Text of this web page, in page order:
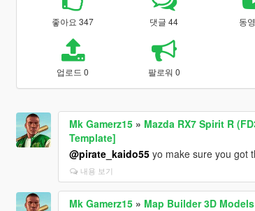
좋아요 347 댓글 44 동
업로드 0 팔로워 0
Mk Gamerz15» Mazda RX7 Spirit R
Template]
@pirate_kaido55yo make sure you got
내용 보기
Mk Gamerz15» Map Builder 3D Models